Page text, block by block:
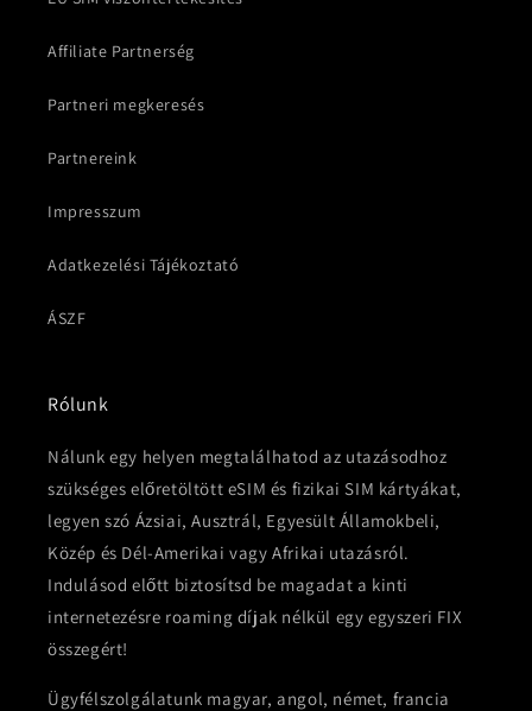
Affiliate Partnerség
Partneri megkeresés
Partnereink
Impresszum
Adatkezelési Tájékoztató
ÁSZF
Rólunk
Nálunk egy helyen megtalálhatod az utazásodhoz
szükséges előretöltött eSIM és fizikai SIM kártyákat,
legyen szó Ázsiai, Ausztrál, Egyesült Államokbeli,
Közép és Dél-Amerikai vagy Afrikai utazásról.
Indulásod előtt biztosítsd be magadat a kinti
internetezésre roaming díjak nélkül egy egyszeri FIX
összegért!
Ügyfélszolgálatunk magyar, angol, német, francia